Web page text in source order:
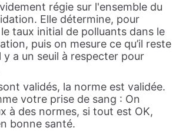
régie sur l'ensemble du
Elle détermine, pour
taux initial de polluants dans le
puis on mesure ce qu’il reste
a un seuil à respecter pour
validés, la norme est validée.
votre prise de sang : On
à des normes, si tout est OK,
bonne santé.